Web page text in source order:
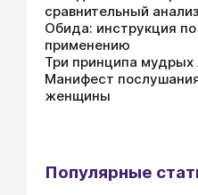
сравнительный анализ
Обида: инструкция по
применению
Три принципа
Манифест
женщины
Популярные